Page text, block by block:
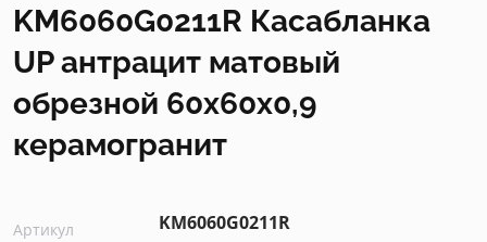
KM6060G0211R Касабланка
UP антрацит матовый
обрезной 60x60x0,9
керамогранит
Артикул KM6060G0211R